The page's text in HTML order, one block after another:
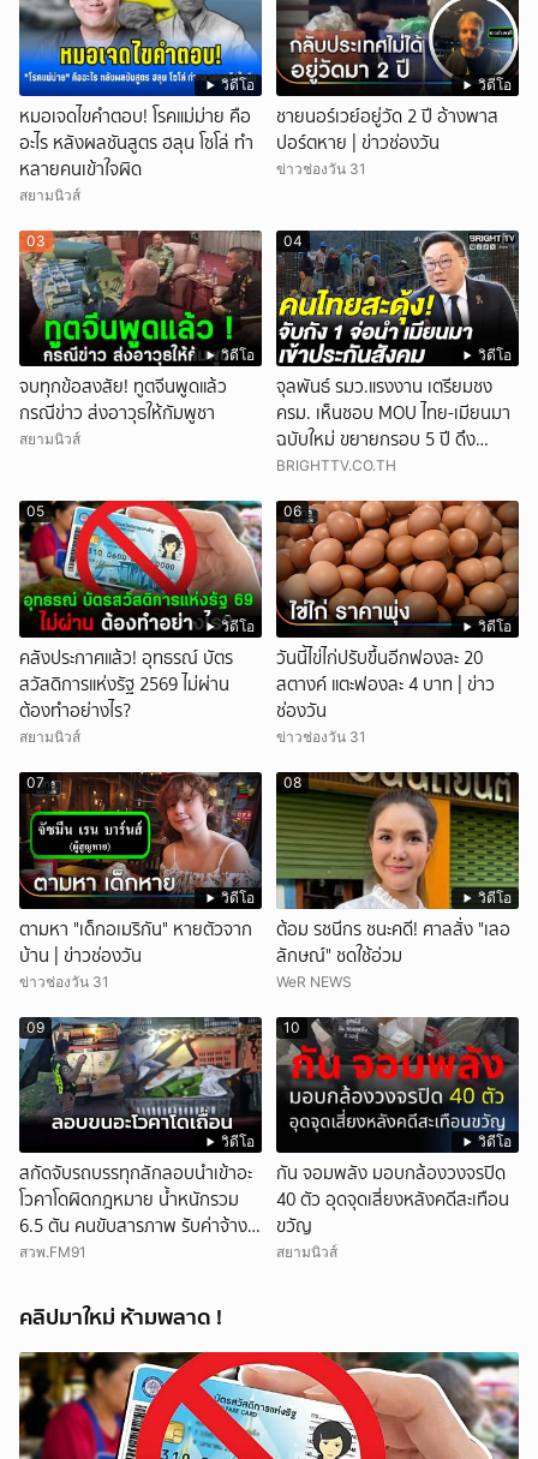
วิดีโอ
หมอเจดไขคำตอบ! โรคแม่ม่าย คือ
อะไร หลังผลชันสูตร ฮลุน โซโล่ ทำ
หลายคนเข้าใจผิด
สยามนิวส์
วิดีโอ
ชายนอร์เวย์อยู่วัด 2 ปี อ้างพาส
ปอร์ตหาย | ข่าวช่องวัน
ข่าวช่องวัน 31
วิดีโอ
03
จบทุกข้อสงสัย! ทูตจีนพูดแล้ว
กรณีข่าว ส่งอาวุธให้กัมพูชา
สยามนิวส์
วิดีโอ
04
จุลพันธ์ รมว.แรงงาน เตรียมชง
ครม. เห็นชอบ MOU ไทย-เมียนมา
ฉบับใหม่ ขยายกรอบ 5 ปี ดึง
แรงงานเข้าระบบ
BRIGHTTV.CO.TH
วิดีโอ
05
คลังประกาศแล้ว! อุทธรณ์ บัตร
สวัสดิการแห่งรัฐ 2569 ไม่ผ่าน
ต้องทำอย่างไร?
สยามนิวส์
วิดีโอ
06
วันนี้ไข่ไก่ปรับขึ้นอีกฟองละ 20
สตางค์ แตะฟองละ 4 บาท | ข่าว
ช่องวัน
ข่าวช่องวัน 31
วิดีโอ
07
ตามหา "เด็กอเมริกัน" หายตัวจาก
บ้าน | ข่าวช่องวัน
ข่าวช่องวัน 31
วิดีโอ
08
ต้อม รชนีกร ชนะคดี! ศาลสั่ง "เลอ
ลักษณ์" ชดใช้อ่วม
WeR NEWS
วิดีโอ
09
สกัดจับรถบรรทุกลักลอบนำเข้าอะ
โวคาโดผิดกฎหมาย น้ำหนักรวม
6.5 ตัน คนขับสารภาพ รับค่าจ้าง
เที่ยวละ 5,000 บาท
สวพ.FM91
วิดีโอ
10
กัน จอมพลัง มอบกล้องวงจรปิด
40 ตัว อุดจุดเสี่ยงหลังคดีสะเทือน
ขวัญ
สยามนิวส์
คลิปมาใหม่ ห้ามพลาด !